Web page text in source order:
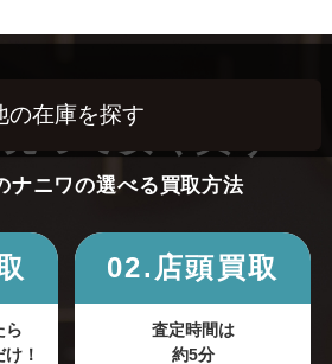
売って安く買う！
ナニワの選べる買取方法
ら
！
02.店頭買取
査定時間は
約5分